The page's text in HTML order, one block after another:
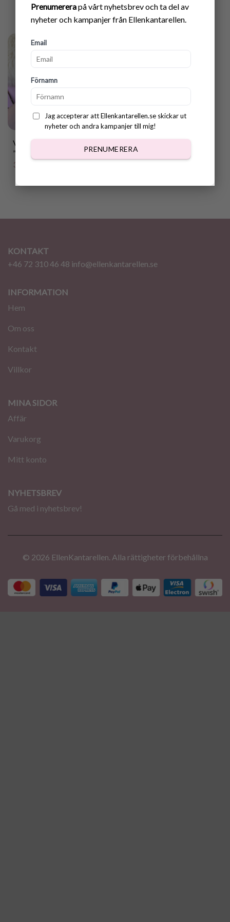
Prenumererapå vårt nyhetsbrev och ta del av
nyheter och kampanjer från Ellenkantarellen.
Email
Förnamn
Jag accepterar att Ellenkantarellen.se skickar ut
nyheter och andra kampanjer till mig!
PRENUMERERA
Virkmönster Mobilfodral
”Rosebud”
35.00
KONTAKT
+46 72 310 46 48 info@ellenkantarellen.se
INFORMATION
Hem
Om oss
Kontakt
Villkor
MINA SIDOR
Affär
Varukorg
Mitt konto
NYHETSBREV
Gå med i nyhetsbrev!
© 2026 EllenKantarellen. Alla rättigheter förbehållna